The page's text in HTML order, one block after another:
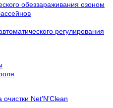
обеззараживания озоном
регулирования
Net’N’Clean